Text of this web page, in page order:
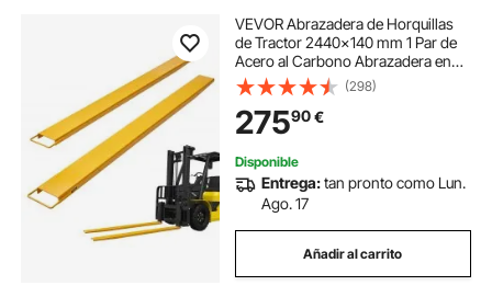
suelos cemento
canaleta pasacables suelo amarillo
para limpiar suelos como limpiar el suelo
estabilizadores de suelos suelo compacto
pasacables para suelo
VEVOR Abrazadera de Horquillas
de Tractor 2440x140 mm 1 Par de
Acero al Carbono Abrazadera en
Horquillas de Paletas Carga de 1815
T para Mover y Transportar Cargas
Pesadas y Voluminosas, Amarillo
(298)
27590€
Disponible
Entrega:tan pronto como Lun.
Ago. 17
Añadir al carrito